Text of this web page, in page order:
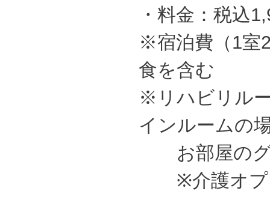
・料金：税込
※宿泊費（1室
食を含む
※リハビリル
インルームの
お部屋のグ
※介護オプシ